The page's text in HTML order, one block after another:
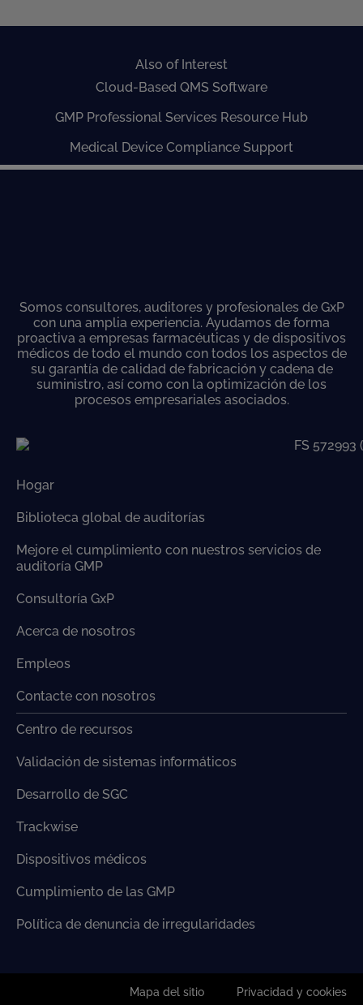
Also of Interest
Cloud-Based QMS Software
GMP Professional Services Resource Hub
Medical Device Compliance Support
Somos consultores, auditores y profesionales de GxP
con una amplia experiencia. Ayudamos de forma
proactiva a empresas farmacéuticas y de dispositivos
médicos de todo el mundo con todos los aspectos de
su garantía de calidad de fabricación y cadena de
suministro, así como con la optimización de los
procesos empresariales asociados.
Hogar
Biblioteca global de auditorías
Mejore el cumplimiento con nuestros servicios de
auditoría GMP
Consultoría GxP
Acerca de nosotros
Empleos
Contacte con nosotros
Centro de recursos
Validación de sistemas informáticos
Desarrollo de SGC
Trackwise
Dispositivos médicos
Cumplimiento de las GMP
Política de denuncia de irregularidades
Mapa del sitio Privacidad y cookies